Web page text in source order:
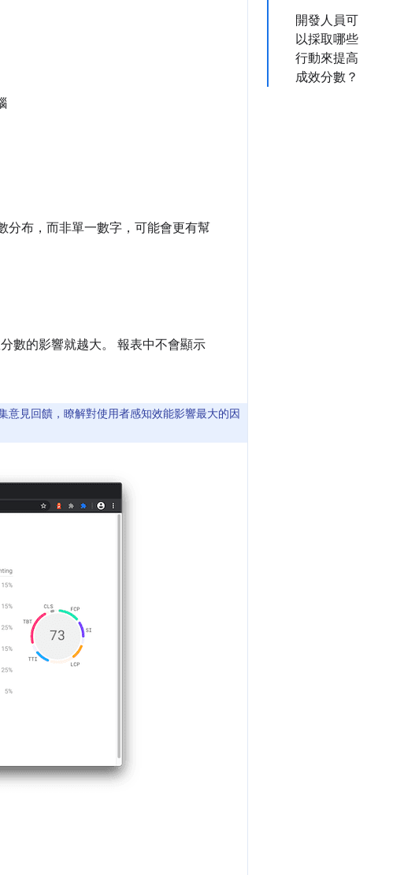
開發人員可
以採取哪些
行動來提高
成效分數？
分布，而非單一數字，可能會更有幫
數的影響就越大。 報表中不會顯示
意見回饋，瞭解對使用者感知效能影響最大的因